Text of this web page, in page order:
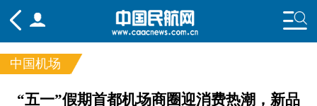
频道
中国机场
“五一”假期首都机场商圈迎消费热潮，新品